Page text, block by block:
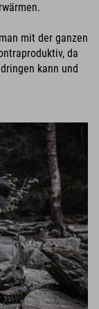
mit der ganzen
da
kann und